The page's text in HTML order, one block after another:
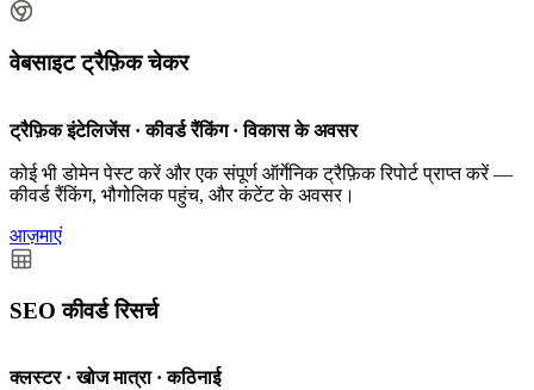
वेबसाइट ट्रैफ़िक चेकर
ट्रैफ़िक इंटेलिजेंस · कीवर्ड रैंकिंग · विकास के अवसर
कोई भी डोमेन पेस्ट करें और एक संपूर्ण ऑर्गेनिक ट्रैफ़िक रिपोर्ट प्राप्त करें —
कीवर्ड रैंकिंग, भौगोलिक पहुंच, और कंटेंट के अवसर।
आज़माएं
SEO कीवर्ड रिसर्च
क्लस्टर · खोज मात्रा · कठिनाई